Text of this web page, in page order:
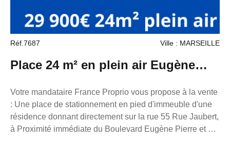
Réf.7687 Ville : MARSEILLE
Place 24 m² en plein air Eugène
pierre / Camas
Votre mandataire France Proprio vous propose à la vente
: Une place de stationnement en pied d'immeuble d'une
résidence donnant directement sur la rue 55 Rue Jaubert,
à Proximité immédiate du Boulevard Eugène Pierre et de